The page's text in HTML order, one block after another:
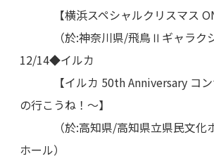
【横浜スペシャルクリスマス ON
（於:神奈川県/飛鳥Ⅱギャラクシ
12/14◆イルカ
【イルカ 50th Anniversary コン
の行こうね！～】
（於:高知県/高知県立県民文化
ホール）